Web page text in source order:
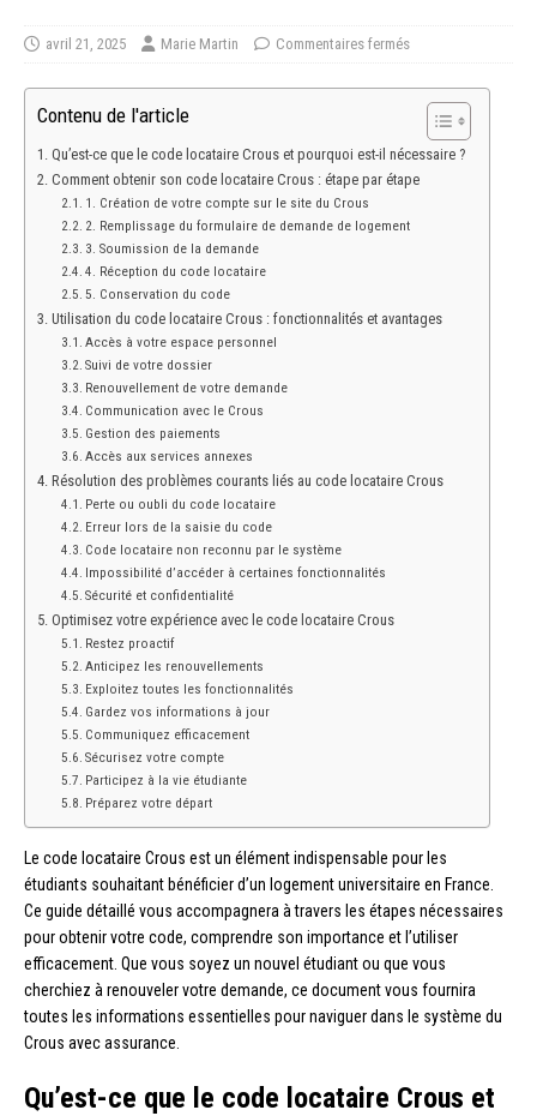
avril 21, 2025 Marie Martin Commentaires fermés
Contenu de l'article
Qu’est-ce que le code locataire Crous et pourquoi est-il nécessaire ?
Comment obtenir son code locataire Crous : étape par étape
1. Création de votre compte sur le site du Crous
2. Remplissage du formulaire de demande de logement
3. Soumission de la demande
4. Réception du code locataire
5. Conservation du code
Utilisation du code locataire Crous : fonctionnalités et avantages
Accès à votre espace personnel
Suivi de votre dossier
Renouvellement de votre demande
Communication avec le Crous
Gestion des paiements
Accès aux services annexes
Résolution des problèmes courants liés au code locataire Crous
Perte ou oubli du code locataire
Erreur lors de la saisie du code
Code locataire non reconnu par le système
Impossibilité d’accéder à certaines fonctionnalités
Sécurité et confidentialité
Optimisez votre expérience avec le code locataire Crous
Restez proactif
Anticipez les renouvellements
Exploitez toutes les fonctionnalités
Gardez vos informations à jour
Communiquez efficacement
Sécurisez votre compte
Participez à la vie étudiante
Préparez votre départ
Le code locataire Crous est un élément indispensable pour les
étudiants souhaitant bénéficier d’un logement universitaire en France.
Ce guide détaillé vous accompagnera à travers les étapes nécessaires
pour obtenir votre code, comprendre son importance et l’utiliser
efficacement. Que vous soyez un nouvel étudiant ou que vous
cherchiez à renouveler votre demande, ce document vous fournira
toutes les informations essentielles pour naviguer dans le système du
Crous avec assurance.
Qu’est-ce que le code locataire Crous et